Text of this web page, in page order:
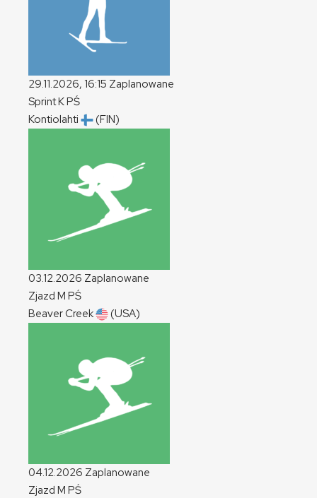
29.11.2026, 16:15 Zaplanowane
SprintKPŚ
Kontiolahti
(FIN)
03.12.2026 Zaplanowane
Zjazd M PŚ
Beaver Creek
(USA)
04.12.2026 Zaplanowane
Zjazd M PŚ